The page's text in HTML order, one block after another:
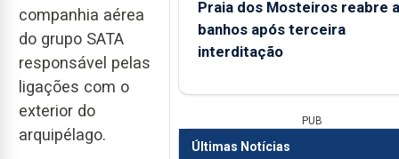
companhia aérea
do grupo SATA
responsável pelas
ligações com o
exterior do
arquipélago.
Praia dos Mosteiros reabre a
banhos após terceira
interditação
PUB
Últimas Notícias